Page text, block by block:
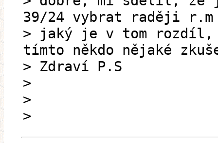
39/24 vybrat raději
> jaký je v tom rozdíl,
tímto někdo nějaké
> Zdraví P.S
>
>
>